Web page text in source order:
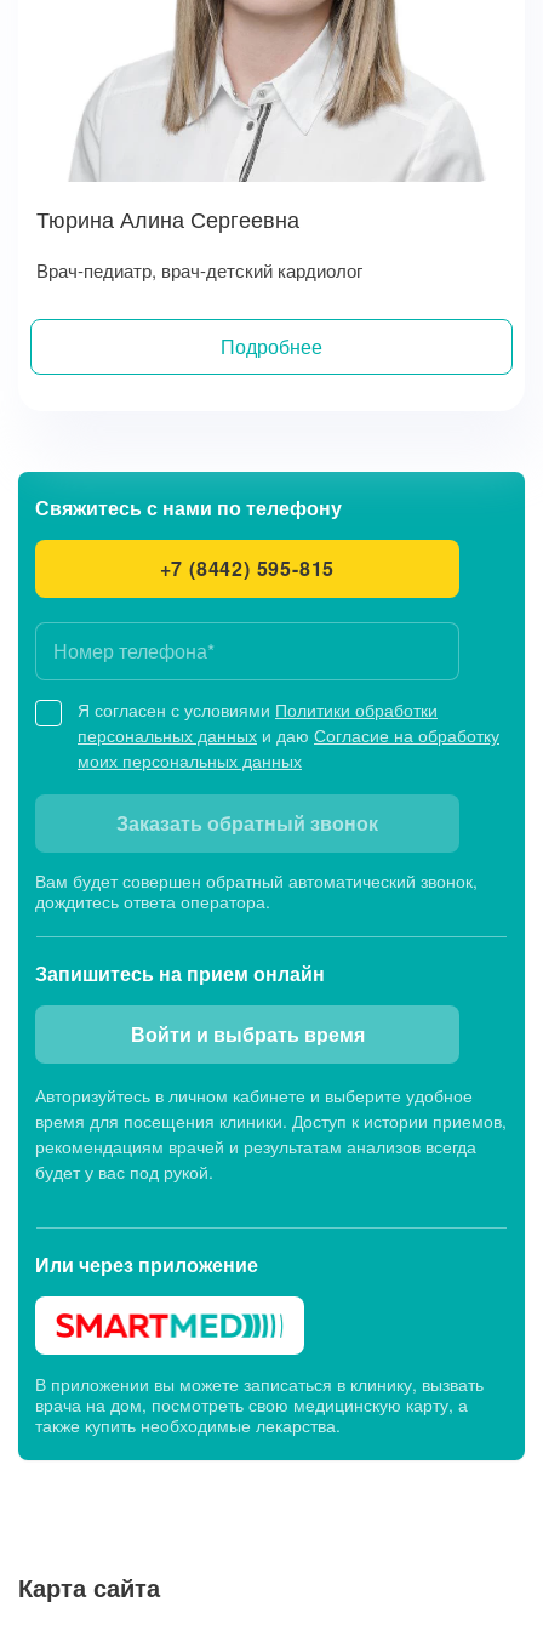
Тюрина Алина Сергеевна
Врач-педиатр, врач-детский кардиолог
Записаться на приемПодробнее
Свяжитесь с нами по телефону
+7 (8442) 595-815
Я согласен с условиями Политики обработки
персональных данных и даю Согласие на обработку
моих персональных данных
Заказать обратный звонок
Вам будет совершен обратный автоматический звонок,
дождитесь ответа оператора.
Запишитесь на прием онлайн
Войти и выбрать время
Авторизуйтесь в личном кабинете и выберите удобное
время для посещения клиники. Доступ к истории приемов,
рекомендациям врачей и результатам анализов всегда
будет у вас под рукой.
Или через приложение
В приложении вы можете записаться в клинику, вызвать
врача на дом, посмотреть свою медицинскую карту, а
также купить необходимые лекарства.
Карта сайта